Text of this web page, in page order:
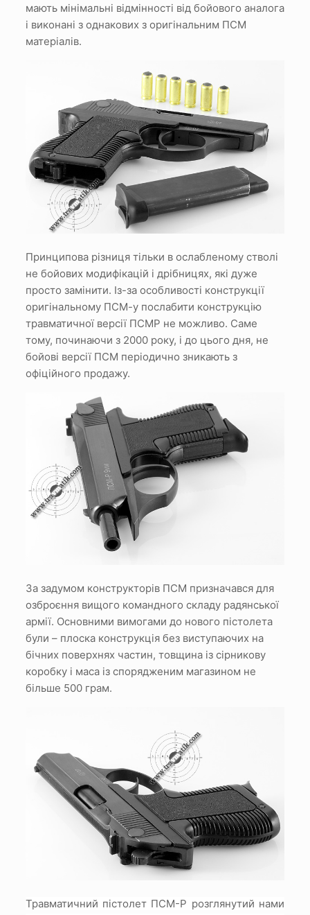
мають мінімальні відмінності від бойового аналога
і виконані з однакових з оригінальним ПСМ
матеріалів.
Принципова різниця тільки в ослабленому стволі
не бойових модифікацій і дрібницях, які дуже
просто замінити. Із-за особливості конструкції
оригінальному ПСМ-у послабити конструкцію
травматичної версії ПСМР не можливо. Саме
тому, починаючи з 2000 року, і до цього дня, не
бойові версії ПСМ періодично зникають з
офіційного продажу.
За задумом конструкторів ПСМ призначався для
озброєння вищого командного складу радянської
армії. Основними вимогами до нового пістолета
були – плоска конструкція без виступаючих на
бічних поверхнях частин, товщина із сірникову
коробку і маса із спорядженим магазином не
більше 500 грам.
Травматичний пістолет ПСМ-Р розглянутий нами